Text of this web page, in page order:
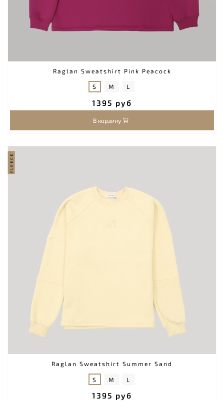
Raglan Sweatshirt Pink Peacock
S M L
1395 руб
В корзину
FLEECE
Raglan Sweatshirt Summer Sand
S M L
1395 руб